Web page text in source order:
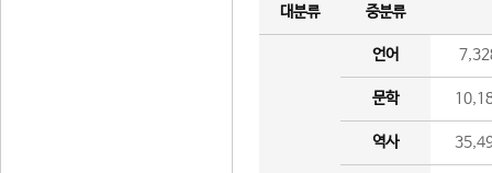
대분류
중분류
언어
문학
역사